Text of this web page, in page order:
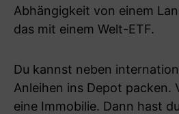
Abhängigkeit von einem
das mit einem Welt-ETF.
Du kannst neben
Anleihen ins Depot packen.
eine Immobilie. Dann hast